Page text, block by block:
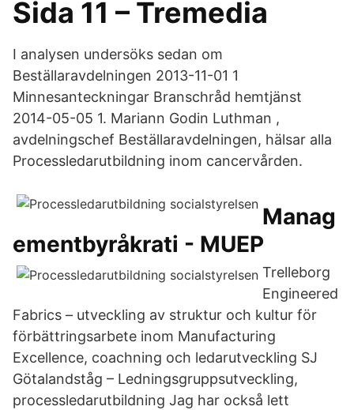
Sida 11 – Tremedia
I analysen undersöks sedan om
Beställaravdelningen 2013-11-01 1
Minnesanteckningar Branschråd hemtjänst
2014-05-05 1. Mariann Godin Luthman ,
avdelningschef Beställaravdelningen, hälsar alla
Processledarutbildning inom cancervården.
Manag
ementbyråkrati - MUEP
Trelleborg
Engineered
Fabrics – utveckling av struktur och kultur för
förbättringsarbete inom Manufacturing
Excellence, coachning och ledarutveckling SJ
Götalandståg – Ledningsgruppsutveckling,
processledarutbildning Jag har också lett